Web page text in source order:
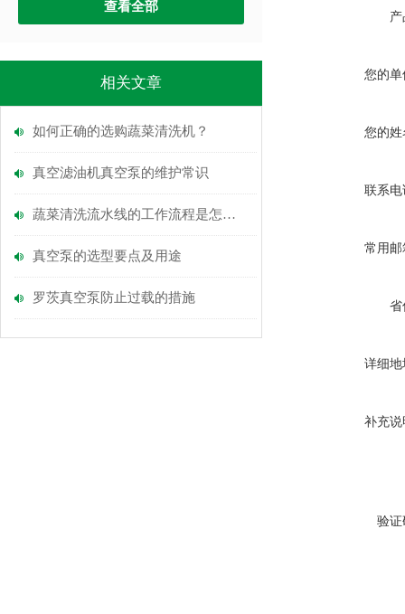
查看全部
相关文章
如何正确的选购蔬菜清洗机？
真空滤油机真空泵的维护常识
蔬菜清洗流水线的工作流程是怎么的？
真空泵的选型要点及用途
罗茨真空泵防止过载的措施
您的单
您的姓
联系电
常用邮
省
详细地
补充说
验证